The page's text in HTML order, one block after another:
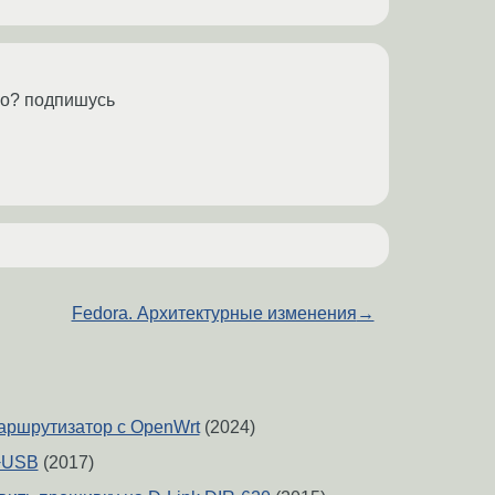
подпишусь
Fedora. Архитектурные изменения →
с OpenWrt(2024)
(2017)